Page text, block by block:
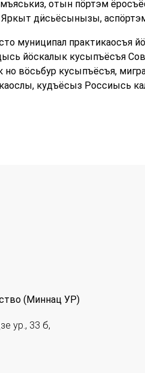
отын пӧртэм
Яркыт дӥсьёсынызы,
муниципал
йӧскалык кусыпъёсъя
вӧсьбур кусыпъёсъя,
кудъёсыз Россиысь
(Миннац УР)
ур., 33 б,